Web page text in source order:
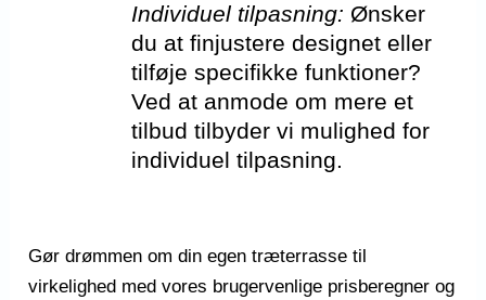
Individuel tilpasning: Ønsker
du at finjustere designet eller
tilføje specifikke funktioner?
Ved at anmode om mere et
tilbud tilbyder vi mulighed for
individuel tilpasning.
Gør drømmen om din egen træterrasse til
virkelighed med vores brugervenlige prisberegner og